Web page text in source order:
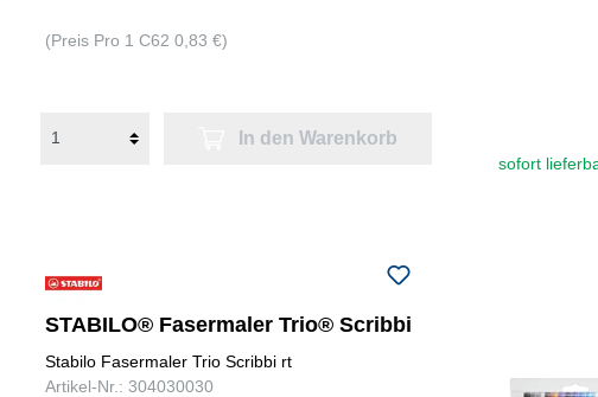
(Preis Pro 1 C62 0,83 €)
In den Warenkorb
sofort
STABILO® Fasermaler Trio® Scribbi
Stabilo Fasermaler Trio Scribbi rt
Artikel-Nr.: 304030030